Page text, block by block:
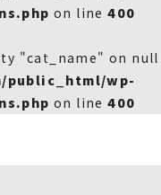
on line400
"cat_name" on null
public_html/wp-
on line400